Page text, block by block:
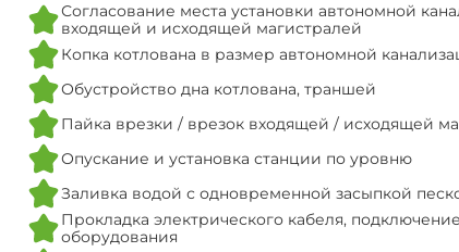
Согласование места установки автономной
входящей и исходящей магистралей
Копка котлована в размер автономной
Обустройство дна котлована, траншей
Пайка врезки / врезок входящей / исходящей
Опускание и установка станции по уровню
Заливка водой с одновременной засыпкой
Прокладка электрического кабеля,
оборудования